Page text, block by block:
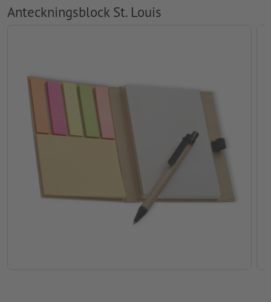
Anteckningsblock St. Louis